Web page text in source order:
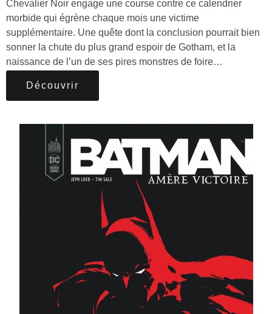
Chevalier Noir engage une course contre ce calendrier
morbide qui égrène chaque mois une victime
supplémentaire. Une quête dont la conclusion pourrait bien
sonner la chute du plus grand espoir de Gotham, et la
naissance de l’un de ses pires monstres de foire…
Découvrir